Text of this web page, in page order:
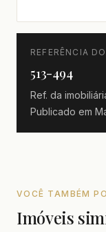
REFERÊNCIA
513-494
Ref. da
Publicado em
VOCÊ TAMBÉM
Imóveis